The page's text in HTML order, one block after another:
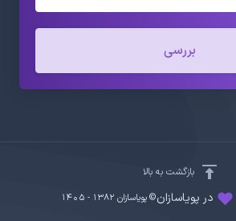
بررسی
© پویاسازان 1382 - ۱۴۰۵در پویاسازان
بازگشت به بالا